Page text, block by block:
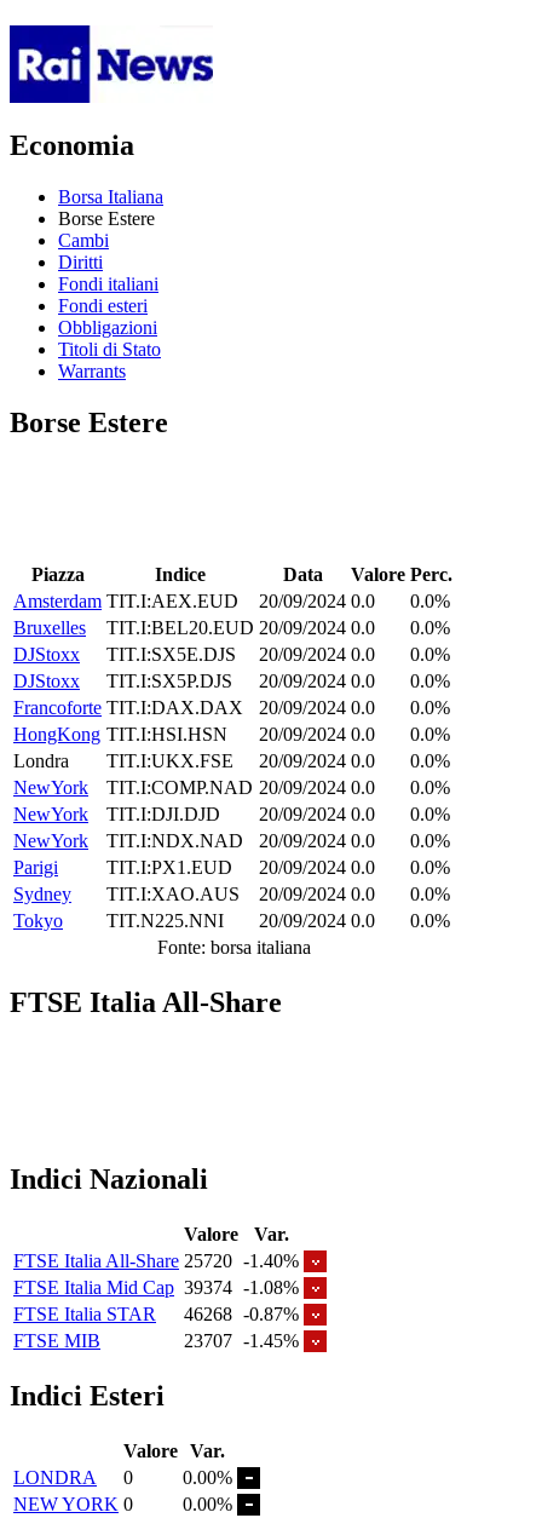
Economia
Borsa Italiana
Borse Estere
Cambi
Diritti
Fondi italiani
Fondi esteri
Obbligazioni
Titoli di Stato
Warrants
Borse Estere
Piazza Indice Data Valore Perc.
Amsterdam TIT.I:AEX.EUD 20/09/2024 0.0
0.0%
Bruxelles
TIT.I:BEL20.EUD 20/09/2024 0.0
0.0%
DJStoxx
TIT.I:SX5E.DJS 20/09/2024 0.0
0.0%
DJStoxx
TIT.I:SX5P.DJS 20/09/2024 0.0
0.0%
Francoforte TIT.I:DAX.DAX 20/09/2024 0.0
0.0%
HongKong TIT.I:HSI.HSN 20/09/2024 0.0
0.0%
Londra
TIT.I:UKX.FSE 20/09/2024 0.0
0.0%
NewYork
TIT.I:COMP.NAD 20/09/2024 0.0
0.0%
NewYork
TIT.I:DJI.DJD 20/09/2024 0.0
0.0%
NewYork
TIT.I:NDX.NAD 20/09/2024 0.0
0.0%
Parigi
TIT.I:PX1.EUD 20/09/2024 0.0
0.0%
Sydney
TIT.I:XAO.AUS 20/09/2024 0.0
0.0%
Tokyo
TIT.N225.NNI 20/09/2024 0.0
0.0%
Fonte: borsa italiana
FTSE Italia All-Share
Indici Nazionali
Valore
Var.
FTSE Italia All-Share 25720 -1.40%
FTSE Italia Mid Cap 39374 -1.08%
FTSE Italia STAR
46268 -0.87%
FTSE MIB
23707 -1.45%
Indici Esteri
Valore Var.
LONDRA
0
0.00%
NEW YORK 0
0.00%